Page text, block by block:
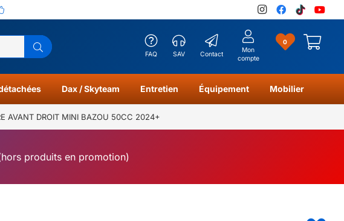
FAQ SAV Contact
Mon
compte
0
Dax / Skyteam Entretien Équipement Mobilier
AVANT DROIT MINI BAZOU 50CC 2024+
produits en promotion)